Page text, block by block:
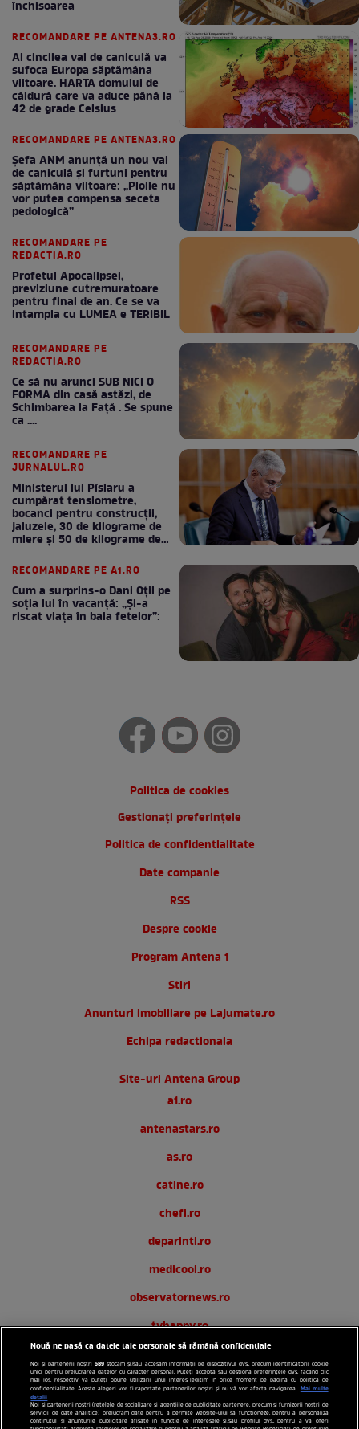
închisoarea
RECOMANDARE PE ANTENA3.RO
Al cincilea val de caniculă va
sufoca Europa săptămâna
viitoare. HARTA domului de
căldură care va aduce până la
42 de grade Celsius
RECOMANDARE PE ANTENA3.RO
Șefa ANM anunță un nou val
de caniculă și furtuni pentru
săptămâna viitoare: „Ploile nu
vor putea compensa seceta
pedologică”
RECOMANDARE PE
REDACTIA.RO
Profetul Apocalipsei,
previziune cutremuratoare
pentru final de an. Ce se va
intampla cu LUMEA e TERIBIL
RECOMANDARE PE
REDACTIA.RO
Ce să nu arunci SUB NICI O
FORMA din casă astăzi, de
Schimbarea la Față . Se spune
ca ....
RECOMANDARE PE
JURNALUL.RO
Ministerul lui Pîslaru a
cumpărat tensiometre,
bocanci pentru construcții,
jaluzele, 30 de kilograme de
miere și 50 de kilograme de
RECOMANDARE PE A1.RO
Cum a surprins-o Dani Oțil pe
soția lui în vacanță: „Și-a
riscat viața în baia fetelor”:
Politica de cookies
Gestionați preferințele
Politica de confidentialitate
Date companie
RSS
Despre cookie
Program Antena 1
Stiri
Anunturi imobiliare pe Lajumate.ro
Echipa redactionala
Site-uri Antena Group
a1.ro
antenastars.ro
as.ro
catine.ro
chefi.ro
deparinti.ro
medicool.ro
observatornews.ro
tvhappy.ro
useit.ro
zutv.ro
Trends AntenaPLAY
Nouă ne pasă ca datele tale personale să rămână confidențiale
Noi și partenerii noștri589 stocăm și/sau accesăm informații pe dispozitivul dvs., precum identificatorii cookie
unici pentru prelucrarea datelor cu caracter personal. Puteți accepta sau gestiona preferințele dvs. făcând clic
mai jos, respectiv vă puteți opune utilizării unui interes legitim în orice moment pe pagina cu politica de
confidențialitate. Aceste alegeri vor fi raportate partenerilor noștri și nu vă vor afecta navigarea. Mai multe
detalii
Noi si partenerii nostri (retelele de socializare si agentiile de publicitate partenere, precum si furnizorii nostri de
servicii de date analitice) prelucram date pentru a permite website-ului sa functioneze, pentru a personaliza
continutul si anunturile publicitare afisate in functie de interesele si/sau profilul dvs., pentru a va oferi